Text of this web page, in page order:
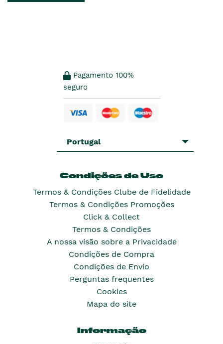
Pagamento 100%
seguro
Portugal
Condições de Uso
Termos & Condições Clube de Fidelidade
Termos & Condições Promoções
Click & Collect
Termos & Condições
A nossa visão sobre a Privacidade
Condições de Compra
Condições de Envio
Perguntas frequentes
Cookies
Mapa do site
Informação